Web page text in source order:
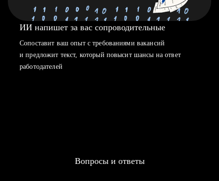
ИИ напишет за вас сопроводительные
Сопоставит ваш опыт с требованиями вакансий
и предложит текст, который повысит шансы на ответ
работодателей
Вопросы и ответы